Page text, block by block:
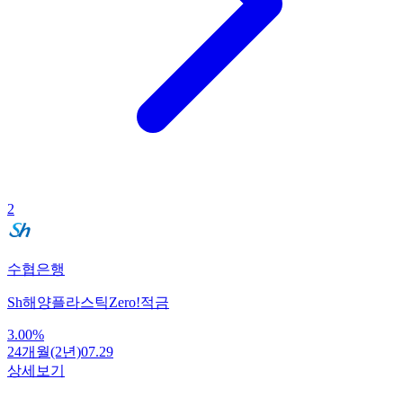
2
수협은행
Sh해양플라스틱Zero!적금
3.00%
24개월(2년)07.29
상세보기